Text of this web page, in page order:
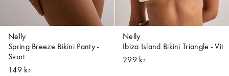
Nelly
Spring Breeze Bikini Panty -
Svart
149 kr
Nelly
Ibiza Island Bikini Triangle - Vit
299 kr